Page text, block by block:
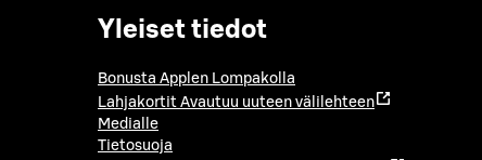
Yleiset tiedot
Bonusta Applen Lompakolla
Lahjakortit Avautuu uuteen välilehteen
Medialle
Tietosuoja